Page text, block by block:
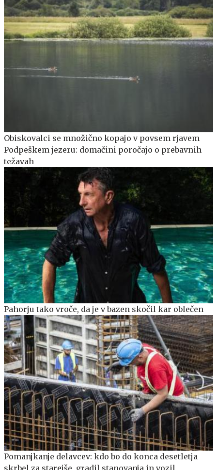
Obiskovalci se množično kopajo v povsem rjavem
Podpeškem jezeru: domačini poročajo o prebavnih
težavah
Pahorju tako vroče, da je v bazen skočil kar oblečen
Pomanjkanje delavcev: kdo bo do konca desetletja